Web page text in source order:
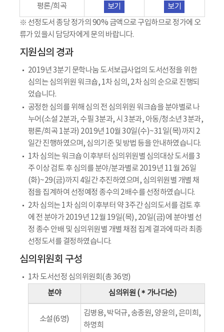
평론/희곡 보기
보기
※ 선정도서 종당 정가의 90% 금액으로 구입하므로 정가에 오
류가 있을시 담당자에게 문의 바랍니다.
지원심의 경과
2019년 3분기 문학나눔 도서보급사업의 도서선정을 위한
심의는 심의위원 워크숍, 1차 심의, 2차 심의 순으로 진행되
었습니다.
공정한 심의를 위해 심의 전 심의위원 워크숍을 분야별로 나
누어(소설 2분과, 수필 3분과, 시 3분과, 아동/청소년 3분과,
평론/희곡 1분과) 2019년 10월 30일(수)~31일(목)까지 2
일간 진행하였으며, 심의기준 및 방법 등을 안내하였습니다.
1차 심의는 워크숍 이후부터 심의위원별 심의대상 도서를 3
주 이상 검토 후 심의를 분야/분과별로 2019년 11월 26일
(화)~29(금)까지 4일간 추진하였으며, 심의위원별 개별 채
점을 집계하여 선정예정 종수의 2배수를 선정하였습니다.
2차 심의는 1차 심의 이후부터 약 3주간 심의도서를 검토 후
에 전 분야가 2019년 12월 19일(목), 20일(금)에 분야별 선
정 종수 안배 및 심의위원별 개별 채점 집계 결과에 따라 최종
선정도서를 결정하였습니다.
심의위원회 구성
1차 도서선정 심의위원회(총 36명)
분야
심의위원 (＊가나다순)
소설(6명)
김병용, 박덕규, 송종원, 양윤의, 은미희,
하명희